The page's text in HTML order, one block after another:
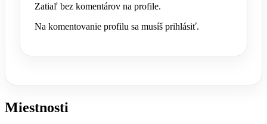
Zatiaľ bez komentárov na profile.
Na komentovanie profilu sa musíš prihlásiť.
Miestnosti